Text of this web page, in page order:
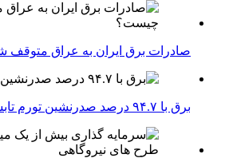
صادرات برق ایران به عراق
برق با ۹۴.۷ درصد صدرنشین تورم تابستانی!